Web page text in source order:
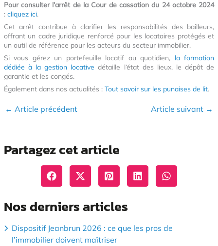
Pour consulter l’arrêt de la Cour de cassation du 24 octobre 2024
: cliquez ici.
Cet arrêt contribue à clarifier les responsabilités des bailleurs,
offrant un cadre juridique renforcé pour les locataires protégés et
un outil de référence pour les acteurs du secteur immobilier.
Si vous gérez un portefeuille locatif au quotidien, la formation
dédiée à la gestion locative détaille l’état des lieux, le dépôt de
garantie et les congés.
Également dans nos actualités : Tout savoir sur les punaises de lit.
← Article précédent Article suivant →
Partagez cet article
Nos derniers articles
Dispositif Jeanbrun 2026 : ce que les pros de
l’immobilier doivent maîtriser